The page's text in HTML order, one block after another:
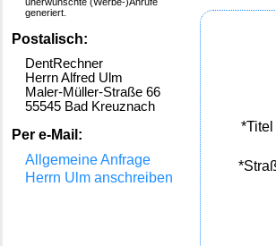
generiert.
Postalisch:
DentRechner
Herrn Alfred Ulm
Maler-Müller-Straße 66
55545 Bad Kreuznach
Per e-Mail:
Allgemeine Anfrage
Herrn Ulm anschreiben